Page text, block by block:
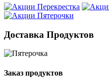
Доставка Продуктов
Заказ продуктов